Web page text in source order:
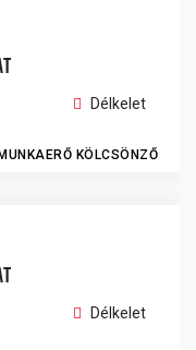
Délkelet
MUNKAERŐ KÖLCSÖNZŐ
Délkelet